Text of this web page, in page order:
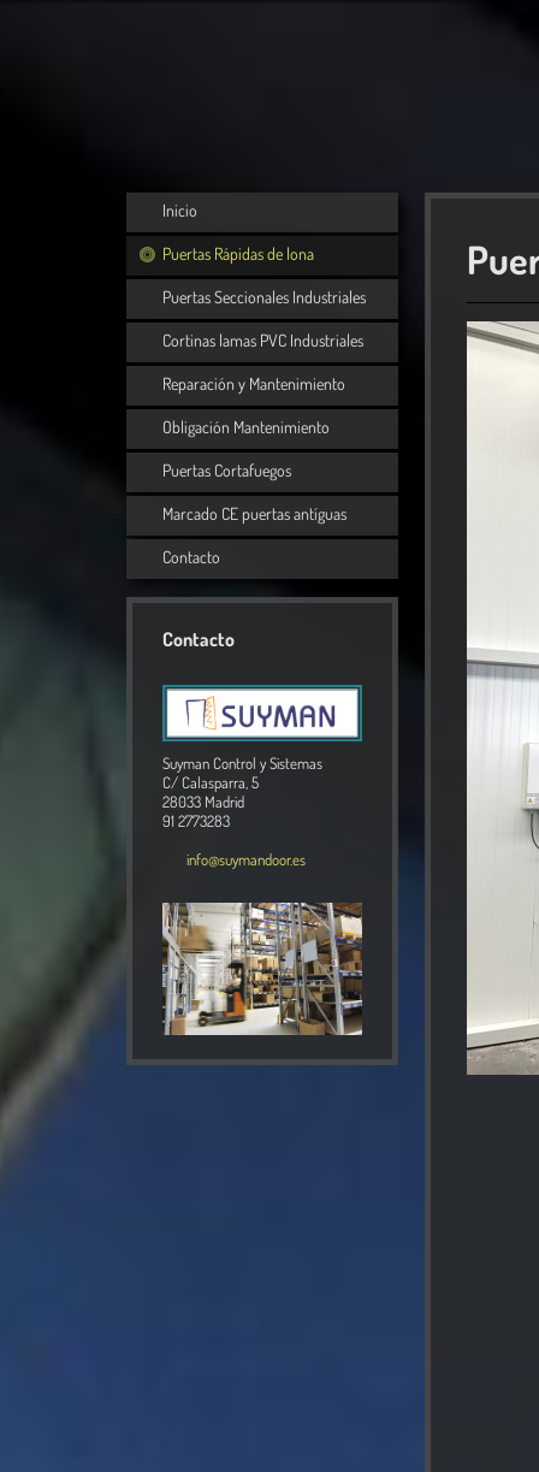
Inicio
Puertas Rápidas de lona
Puertas Seccionales Industriales
Cortinas lamas PVC Industriales
Reparación y Mantenimiento
Obligación Mantenimiento
Puertas Cortafuegos
Marcado CE puertas antíguas
Contacto
Contacto
Suyman Control y Sistemas
C/ Calasparra, 5
28033 Madrid
91 2773283
info@suymandoor.es